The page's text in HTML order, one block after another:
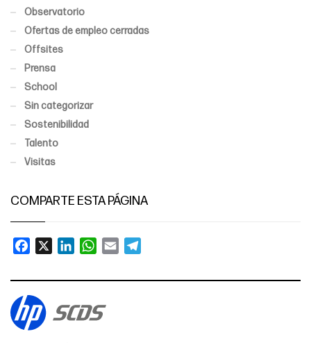
Observatorio
Ofertas de empleo cerradas
Offsites
Prensa
School
Sin categorizar
Sostenibilidad
Talento
Visitas
COMPARTE ESTA PÁGINA
Facebook LinkedInWhatsApp
Email